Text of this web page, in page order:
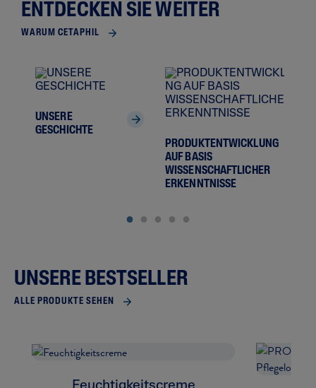
ENTDECKEN SIE WEITER
WARUM CETAPHIL
UNSERE
GESCHICHTE
PRODUKTENTWICKLUNG
AUF BASIS
WISSENSCHAFTLICHER
ERKENNTNISSE
UNSERE BESTSELLER
ALLE PRODUKTE SEHEN